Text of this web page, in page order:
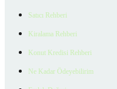
Satıcı Rehberi
Kiralama Rehberi
Konut Kredisi Rehberi
Ne Kadar Ödeyebilirim